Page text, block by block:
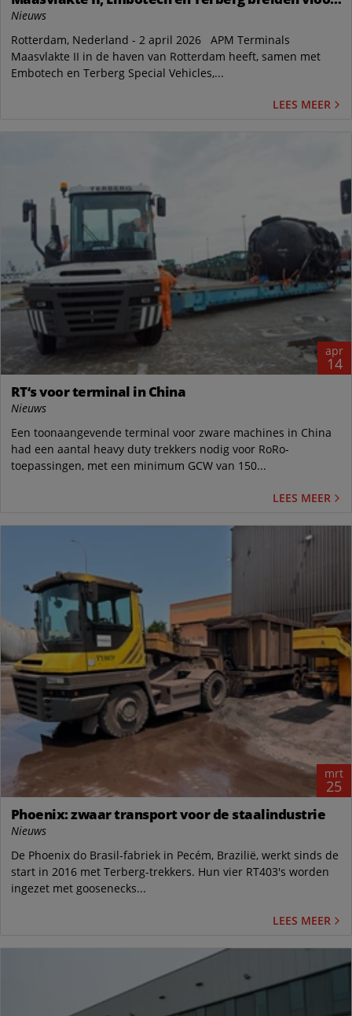
Automatische Terminal Tractors in Rotterdam uit
Nieuws
Rotterdam, Nederland - 2 april 2026 APM Terminals
Maasvlakte II in de haven van Rotterdam heeft, samen met
Embotech en Terberg Special Vehicles,...
LEES MEER
apr
14
RT‘s voor terminal in China
Nieuws
Een toonaangevende terminal voor zware machines in China
had een aantal heavy duty trekkers nodig voor RoRo-
toepassingen, met een minimum GCW van 150...
LEES MEER
mrt
25
Phoenix: zwaar transport voor de staalindustrie
Nieuws
De Phoenix do Brasil-fabriek in Pecém, Brazilië, werkt sinds de
start in 2016 met Terberg-trekkers. Hun vier RT403's worden
ingezet met goosenecks...
LEES MEER